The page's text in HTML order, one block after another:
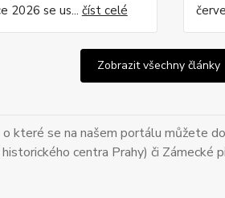
2026 se us... číst celé
Zobrazit všechny články
které se na našem portálu můžete
centra Prahy) či